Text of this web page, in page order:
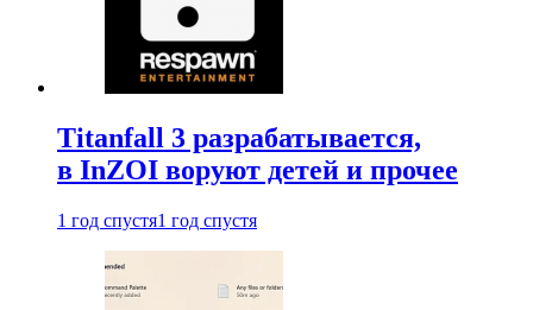
Titanfall 3 разрабатывается,
в InZOI воруют детей и прочее
1 год спустя1 год спустя